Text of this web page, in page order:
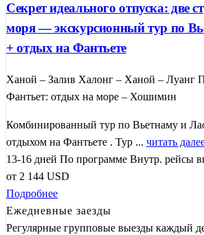
Секрет идеального отпуска: две
моря — экскурсионный тур по
+ отдых на Фантьете
Ханой – Залив Халонг – Ханой – Луанг
Фантьет: отдых на море – Хошимин
Комбинированный тур по Вьетнаму и
отдыхом на Фантьете . Тур ... читать
13-16 дней По программе Внутр. рейсы
от 2 144 USD
Подробнее
Ежедневные заезды
Регулярные групповые выезды каждый